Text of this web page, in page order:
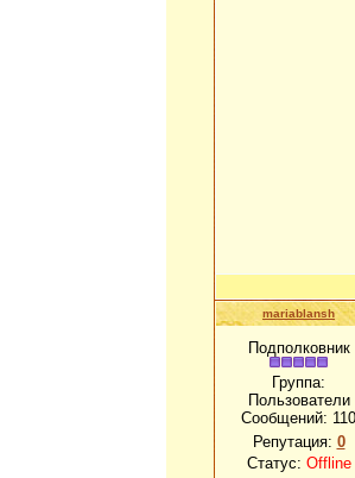
mariablansh
Подполковник
Группа:
Пользователи
Сообщений: 110
Репутация: 0
Статус: Offline